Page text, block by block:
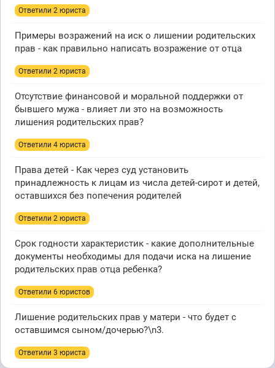
Ответили 2 юристa
Примеры возражений на иск о лишении родительских
прав - как правильно написать возражение от отца
Ответили 2 юристa
Отсутствие финансовой и моральной поддержки от
бывшего мужа - влияет ли это на возможность
лишения родительских прав?
Ответили 4 юристa
Права детей - Как через суд установить
принадлежность к лицам из числа детей-сирот и детей,
оставшихся без попечения родителей
Ответили 2 юристa
Срок годности характеристик - какие дополнительные
документы необходимы для подачи иска на лишение
родительских прав отца ребенка?
Ответили 6 юристов
Лишение родительских прав у матери - что будет с
оставшимся сыном/дочерью?\n3.
Ответили 3 юристa